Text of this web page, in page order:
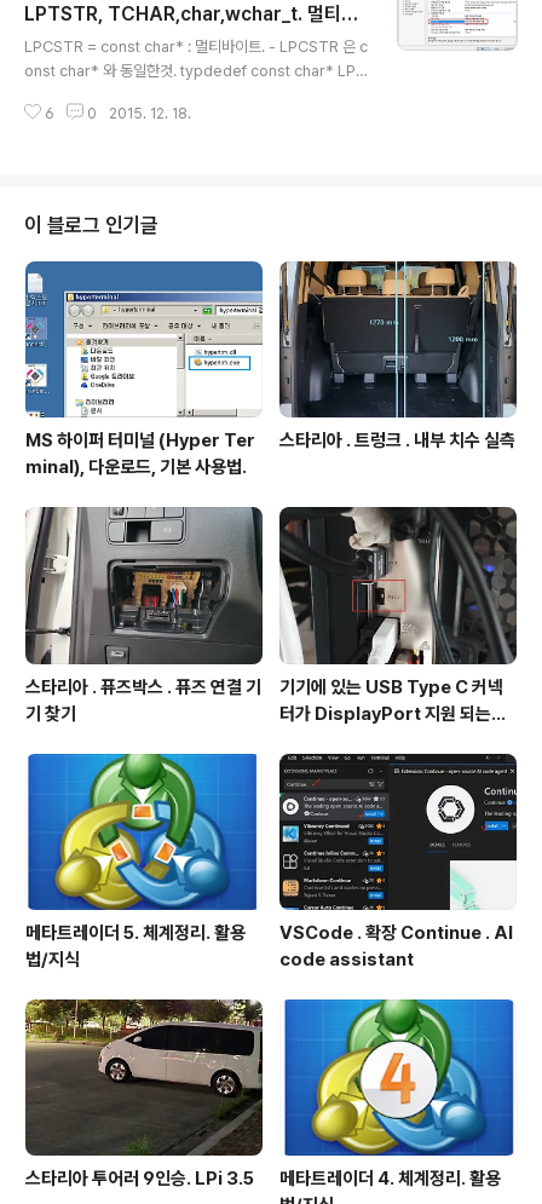
LPTSTR, TCHAR,char,wchar_t. 멀티바
이트, 유니코드.
LPCSTR = const char* : 멀티바이트. - LPCSTR 은 c
onst char* 와 동일한것. typdedef const char* LPC
tant) STR (string). LPCWSTR = const wchar_t* :
ide string). LPCTSTR : 프로젝트 환경설정(문자집합
설정)에 따라 LPCSTR 혹은 LPCWSTR 로 처리됨. - 용
어의미 : LP (Pointer), C (..
6 0 2015. 12. 18.
이 블로그 인기글
MS 하이퍼 터미널 (Hyper Ter
minal), 다운로드, 기본 사용법.
스타리아 . 트렁크 . 내부 치수 실측
스타리아 . 퓨즈박스 . 퓨즈 연결 기
기 찾기
기기에 있는 USB Type C 커넥
터가 DisplayPort 지원 되는지
메타트레이더 5. 체계정리. 활용
법/지식
VSCode . 확장 Continue . AI
code assistant
스타리아 투어러 9인승. LPi 3.5
메타트레이더 4. 체계정리. 활용